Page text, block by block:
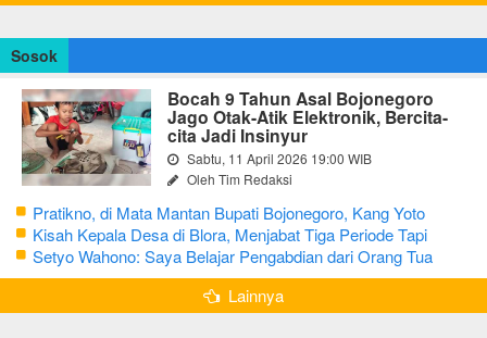
Sosok
Bocah 9 Tahun Asal Bojonegoro
Jago Otak-Atik Elektronik, Bercita-
cita Jadi Insinyur
Sabtu, 11 April 2026 19:00 WIB
Oleh Tim Redaksi
Pratikno, di Mata Mantan Bupati Bojonegoro, Kang Yoto
Kisah Kepala Desa di Blora, Menjabat Tiga Periode Tapi
Masih Hidup Sederhana
Setyo Wahono: Saya Belajar Pengabdian dari Orang Tua
Lainnya